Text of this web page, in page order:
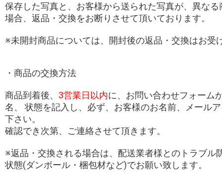
保存した写真と、お客様から送られた写真が、異な
場合、返品・交換をお断りさせて頂いております。
※未開封商品については、開封後の返品・交換はお受
・商品の交換方法
商品到着後、 3営業日以内に、お問い合わせフォーム
名、 状態を記入し、必ず、お客様のお名前、メール
下さい。
確認でき次第、ご連絡させて頂きます。
※返品・交換される場合は、配送業者様とのトラブル
状態(ダンボール・梱包材など)でお願い致します。